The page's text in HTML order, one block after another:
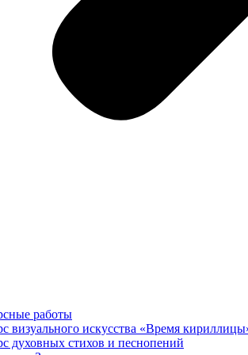
работы
визуального искусства «Время
духовных стихов и песнопений